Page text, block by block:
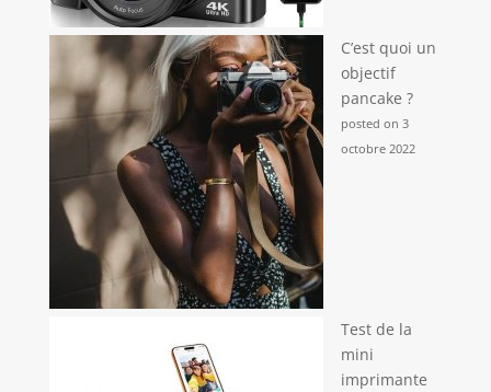
C’est quoi un
objectif
pancake ?
posted on 3
octobre 2022
Test de la
mini
imprimante